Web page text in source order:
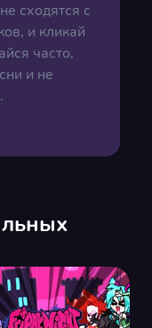
сходятся с
и кликай
часто,
и не